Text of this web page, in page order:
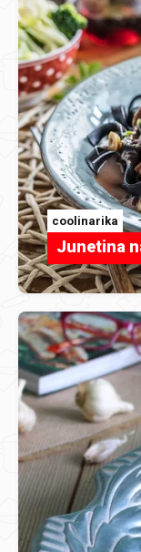
coolinarika
Junetina